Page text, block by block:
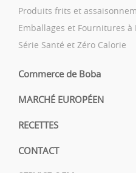
Produits frits et
Emballages et Fournitures à
Série Santé et Zéro Calorie
Commerce de Boba
MARCHÉ EUROPÉEN
RECETTES
CONTACT